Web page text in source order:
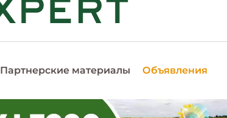
Партнерские материалы Объявления